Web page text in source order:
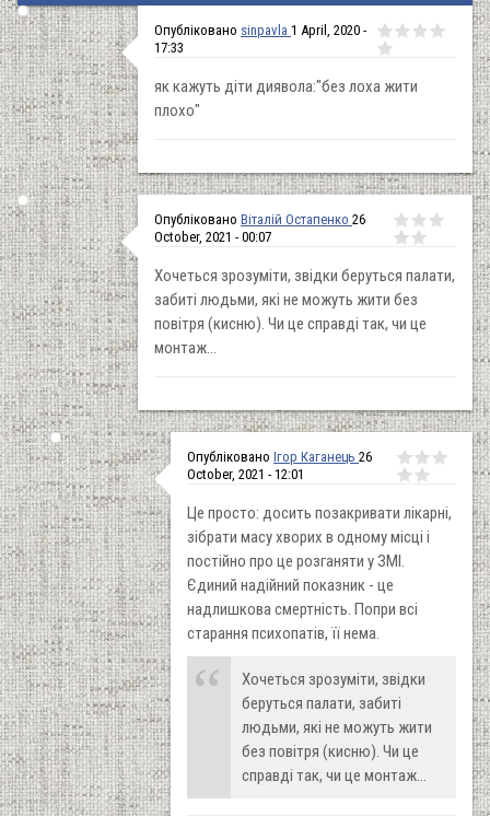
Опубліковано sinpavla 1 April, 2020 -
17:33
як кажуть діти диявола:"без лоха жити
плохо"
Опубліковано Віталій Остапенко 26
October, 2021 - 00:07
Хочеться зрозуміти, звідки беруться палати,
забиті людьми, які не можуть жити без
повітря (кисню). Чи це справді так, чи це
монтаж...
Опубліковано Ігор Каганець 26
October, 2021 - 12:01
Це просто: досить позакривати лікарні,
зібрати масу хворих в одному місці і
постійно про це розганяти у ЗМІ.
Єдиний надійний показник - це
надлишкова смертність. Попри всі
старання психопатів, її нема.
Хочеться зрозуміти, звідки
беруться палати, забиті
людьми, які не можуть жити
без повітря (кисню). Чи це
справді так, чи це монтаж...